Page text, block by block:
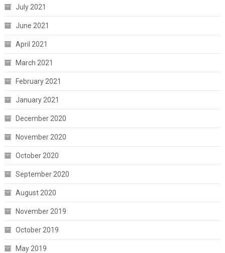
July 2021
June 2021
April 2021
March 2021
February 2021
January 2021
December 2020
November 2020
October 2020
September 2020
August 2020
November 2019
October 2019
May 2019